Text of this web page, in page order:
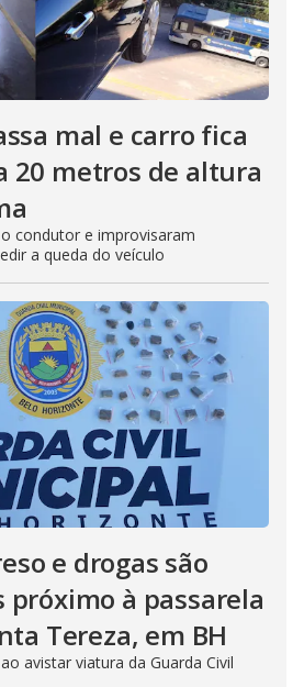
mal e carro fica
20 metros de altura
condutor e improvisaram
a queda do veículo
e drogas são
próximo à passarela
Tereza, em BH
avistar viatura da Guarda Civil